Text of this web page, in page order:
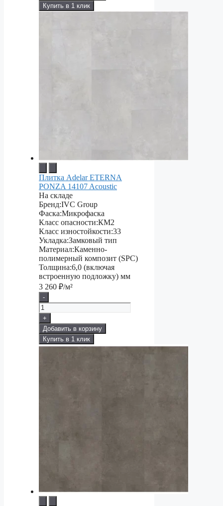
Купить в 1 клик
Плитка Adelar ETERNA
PONZA 14107 Acoustic
На складе
Бренд:IVC Group
Фаска:Микрофаска
Класс опасности:КМ2
Класс изностойкости:33
Укладка:Замковый тип
Материал:Каменно-
полимерный композит (SPC)
Толщина:6,0 (включая
встроенную подложку) мм
3 260 ₽/м²
-
+
Добавить в корзину
Купить в 1 клик